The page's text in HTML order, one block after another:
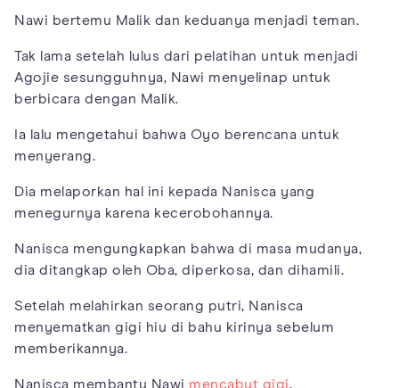
Nawi bertemu Malik dan keduanya menjadi teman.
Tak lama setelah lulus dari pelatihan untuk menjadi
Agojie sesungguhnya, Nawi menyelinap untuk
berbicara dengan Malik.
Ia lalu mengetahui bahwa Oyo berencana untuk
menyerang.
Dia melaporkan hal ini kepada Nanisca yang
menegurnya karena kecerobohannya.
Nanisca mengungkapkan bahwa di masa mudanya,
dia ditangkap oleh Oba, diperkosa, dan dihamili.
Setelah melahirkan seorang putri, Nanisca
menyematkan gigi hiu di bahu kirinya sebelum
memberikannya.
Nanisca membantu Nawi mencabut gigi,